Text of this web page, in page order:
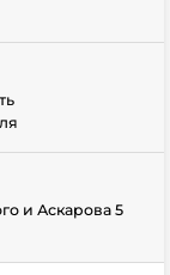
и Аскарова 5